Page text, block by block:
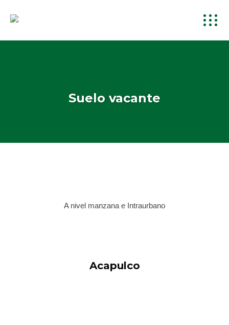
Suelo vacante
A nivel manzana e Intraurbano
Acapulco